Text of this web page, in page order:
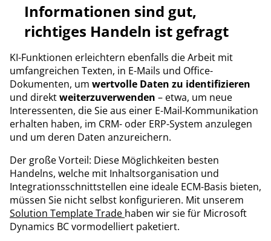
Informationen sind gut,
richtiges Handeln ist gefragt
KI-Funktionen erleichtern ebenfalls die Arbeit mit
umfangreichen Texten, in E-Mails und Office-
Dokumenten, um wertvolle Daten zu identifizieren
und direktweiterzuverwenden – etwa, um neue
Interessenten, die Sie aus einer E-Mail-Kommunikation
erhalten haben, im CRM- oder ERP-System anzulegen
und um deren Daten anzureichern.
Der große Vorteil: Diese Möglichkeiten besten
Handelns, welche mit Inhaltsorganisation und
Integrationsschnittstellen eine ideale ECM-Basis bieten,
müssen Sie nicht selbst konfigurieren. Mit unserem
Solution Template Trade haben wir sie für Microsoft
Dynamics BC vormodelliert paketiert.